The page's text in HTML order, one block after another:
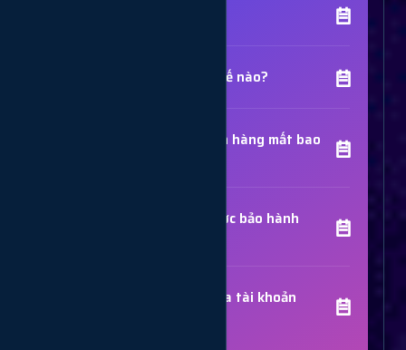
Chất lượng dịch vụ như thế nào?
Thời gian hoàn thành đơn hàng mất bao
Các dịch vụ đã mua có được bảo hành
Sử dụng dịch vụ có bị khóa tài khoản